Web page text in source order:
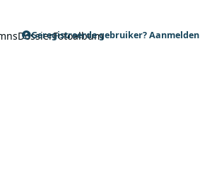
DossierFotoalbum
Geregistreerde gebruiker? Aanmelden